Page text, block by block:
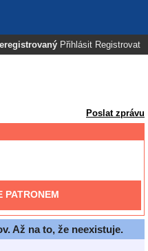
Přihlásit Registrovat
Poslat zprávu
PATRONEM
Až na to, že neexistuje.